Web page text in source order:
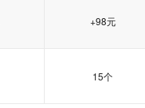
+98元
15个